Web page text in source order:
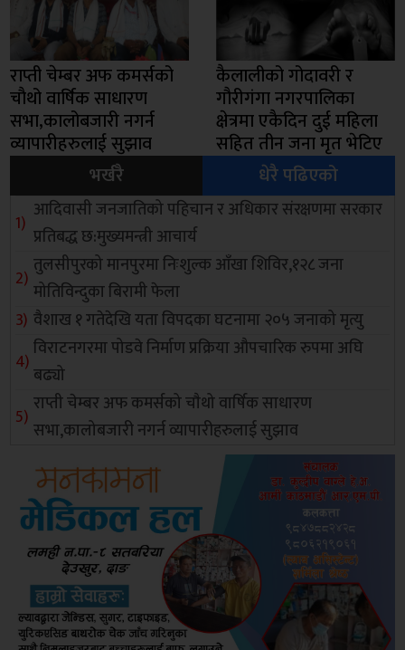
राप्ती चेम्बर अफ कमर्सको
चाैथो वार्षिक साधारण
सभा,कालोबजारी नगर्न
व्यापारीहरुलाई सुझाव
कैलालीको गोदावरी र
गौरीगंगा नगरपालिका
क्षेत्रमा एकैदिन दुई महिला
सहित तीन जना मृत भेटिए
भर्खरै
धेरै पढिएको
आदिवासी जनजातिको पहिचान र अधिकार संरक्षणमा सरकार
प्रतिबद्ध छ:मुख्यमन्त्री आचार्य
तुलसीपुरको मानपुरमा निःशुल्क आँखा शिविर,१२८ जना
मोतिविन्दुका बिरामी फेला
वैशाख १ गतेदेखि यता विपदका घटनामा २०५ जनाको मृत्यु
विराटनगरमा पोडवे निर्माण प्रक्रिया औपचारिक रुपमा अघि
बढ्यो
राप्ती चेम्बर अफ कमर्सको चाैथो वार्षिक साधारण
सभा,कालोबजारी नगर्न व्यापारीहरुलाई सुझाव